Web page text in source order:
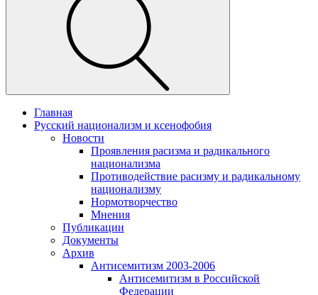
Главная
Русский национализм и ксенофобия
Новости
Проявления расизма и радикального
национализма
Противодействие расизму и радикальному
национализму
Нормотворчество
Мнения
Публикации
Документы
Архив
Антисемитизм 2003-2006
Антисемитизм в Российской
Федерации